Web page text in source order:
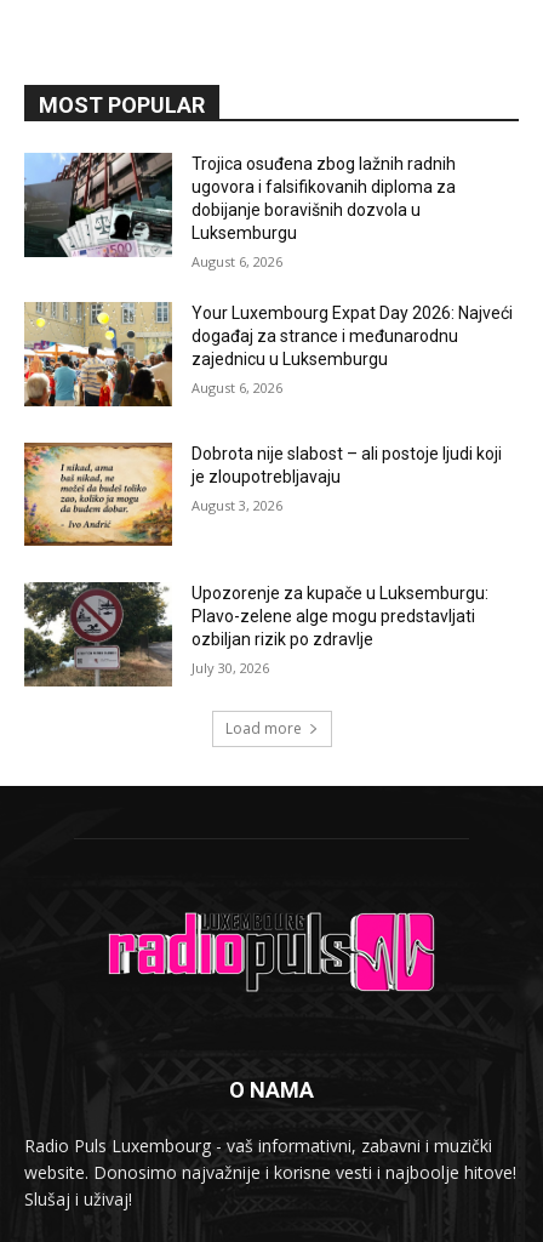
MOST POPULAR
Trojica osuđena zbog lažnih radnih
ugovora i falsifikovanih diploma za
dobijanje boravišnih dozvola u
Luksemburgu
August 6, 2026
Your Luxembourg Expat Day 2026: Najveći
događaj za strance i međunarodnu
zajednicu u Luksemburgu
August 6, 2026
Dobrota nije slabost – ali postoje ljudi koji
je zloupotrebljavaju
August 3, 2026
Upozorenje za kupače u Luksemburgu:
Plavo-zelene alge mogu predstavljati
ozbiljan rizik po zdravlje
July 30, 2026
Load more
O NAMA
Radio Puls Luxembourg - vaš informativni, zabavni i muzički
website. Donosimo najvažnije i korisne vesti i najboolje hitove!
Slušaj i uživaj!